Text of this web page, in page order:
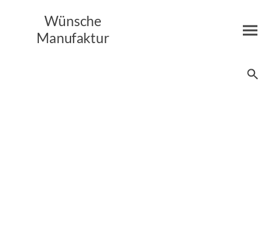
Wünsche
Manufaktur